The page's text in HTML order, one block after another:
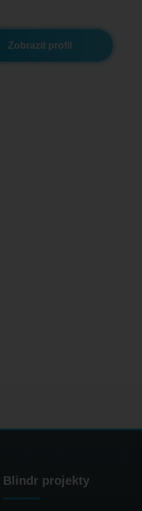
Zobrazit profil
Blindr projekty